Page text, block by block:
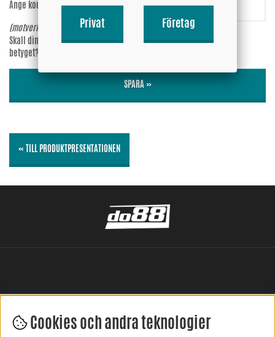
Ange koden:
ajSLu5
(motverkar spam)
Skall din epost-adress synas vid
betyget?
Ja
SPARA »
« TILL PRODUKTPRESENTATIONEN
LÄMNA DIN RECENSION HÄR
Cookies och andra teknologier
Privat Företag